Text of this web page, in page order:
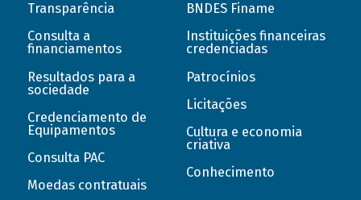
Transparência
Consulta a
financiamentos
Resultados para a
sociedade
Credenciamento de
Equipamentos
Consulta PAC
Moedas contratuais
BNDES Finame
Instituições financeiras
credenciadas
Patrocínios
Licitações
Cultura e economia
criativa
Conhecimento